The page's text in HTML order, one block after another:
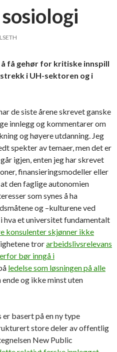
få gehør for kritiske innspill
i UH-sektoren og i
de siste årene skrevet ganske
innlegg og kommentarer om
og høyere utdanning. Jeg
spekter av temaer, men det er
igjen, enten jeg har skrevet
finansieringsmodeller eller
den faglige autonomien
som synes å ha
og –kulturene ved
hva et universitet fundamentalt
konsulenter skjønner ikke
trorarbeidslivsrelevans
bør inngå i
ledelse som løsningen på alle
ende og ikke minst uten
basert på en ny type
store deler av offentlig
New Public